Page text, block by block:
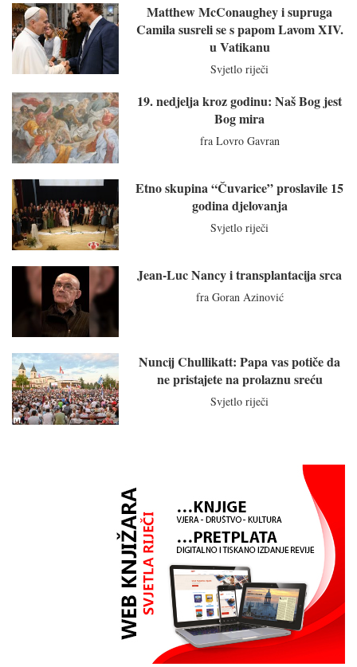
Matthew McConaughey i supruga
Camila susreli se s papom Lavom XIV.
u Vatikanu
Svjetlo riječi
19. nedjelja kroz godinu: Naš Bog jest
Bog mira
fra Lovro Gavran
Etno skupina “Čuvarice” proslavile 15
godina djelovanja
Svjetlo riječi
Jean-Luc Nancy i transplantacija srca
fra Goran Azinović
Nuncij Chullikatt: Papa vas potiče da
ne pristajete na prolaznu sreću
Svjetlo riječi